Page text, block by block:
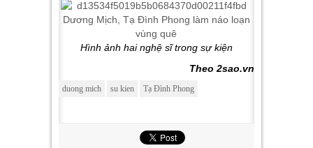
Hình ảnh hai nghệ sĩ trong sự kiện
Theo 2sao.vn
duong mich su kien Tạ Đình Phong